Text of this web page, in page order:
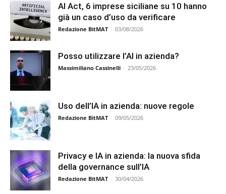
AI Act, 6 imprese siciliane su 10 hanno
già un caso d’uso da verificare
Redazione BitMAT - 03/08/2026
Posso utilizzare l’AI in azienda?
Massimiliano Cassinelli - 23/05/2026
Uso dell’IA in azienda: nuove regole
Redazione BitMAT - 09/05/2026
Privacy e IA in azienda: la nuova sfida
della governance sull’IA
Redazione BitMAT - 30/04/2026